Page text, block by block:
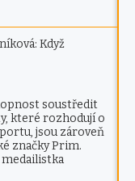
Když
soustředit
které rozhodují o
jsou zároveň
značky Prim.